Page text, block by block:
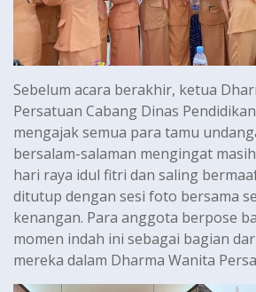
Sebelum acara berakhir, ketua
Persatuan Cabang Dinas
mengajak semua para tamu
bersalam-salaman mengingat
hari raya idul fitri dan saling
ditutup dengan sesi foto bersama
kenangan. Para anggota berpose
momen indah ini sebagai bagian
mereka dalam Dharma Wanita